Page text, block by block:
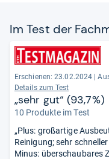
Im Test der
Erschienen: 23.02.2024 |
Details zum Test
„sehr gut“ (93,7%)
10 Produkte im Test
„Plus: großartige
Reinigung; sehr
Minus: überschaubares